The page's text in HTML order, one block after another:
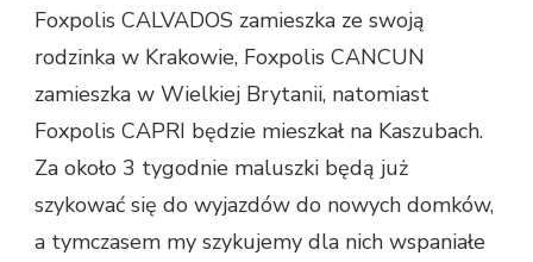
Foxpolis CALVADOS zamieszka ze swoją
rodzinka w Krakowie, Foxpolis CANCUN
zamieszka w Wielkiej Brytanii, natomiast
Foxpolis CAPRI będzie mieszkał na Kaszubach.
Za około 3 tygodnie maluszki będą już
szykować się do wyjazdów do nowych domków,
a tymczasem my szykujemy dla nich wspaniałe